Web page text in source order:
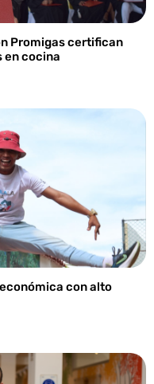
Promigas certifican
en cocina
con alto